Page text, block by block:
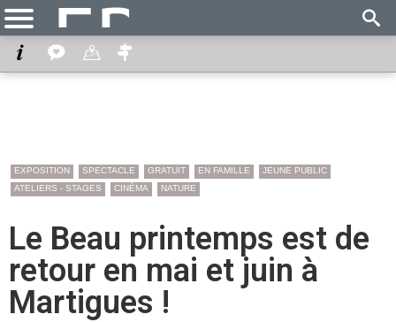
EXPOSITION SPECTACLE GRATUIT EN FAMILLE
JEUNE PUBLIC
ATELIERS - STAGES
CINÉMA NATURE
Le Beau printemps est de
retour en mai et juin à
Martigues !